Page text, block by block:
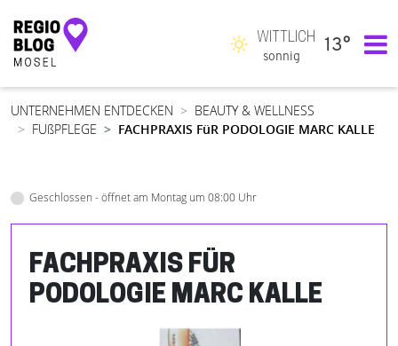
Hauptnavigation
WITTLICH
sonnig
13°
UNTERNEHMEN ENTDECKEN
BEAUTY & WELLNESS
FUßPFLEGE
FACHPRAXIS FüR PODOLOGIE MARC KALLE
Geschlossen - öffnet am Montag um 08:00 Uhr
FACHPRAXIS FÜR
PODOLOGIE MARC KALLE